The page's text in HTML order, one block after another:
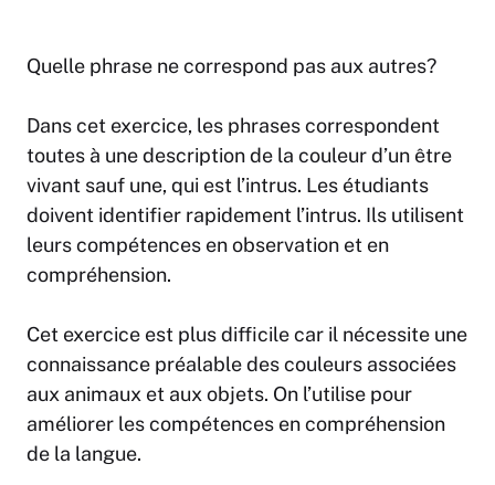
Quelle phrase ne correspond pas aux autres?
Dans cet exercice, les phrases correspondent
toutes à une description de la couleur d’un être
vivant sauf une, qui est l’intrus. Les étudiants
doivent identifier rapidement l’intrus. Ils utilisent
leurs compétences en observation et en
compréhension.
Cet exercice est plus difficile car il nécessite une
connaissance préalable des couleurs associées
aux animaux et aux objets. On l’utilise pour
améliorer les compétences en compréhension
de la langue.